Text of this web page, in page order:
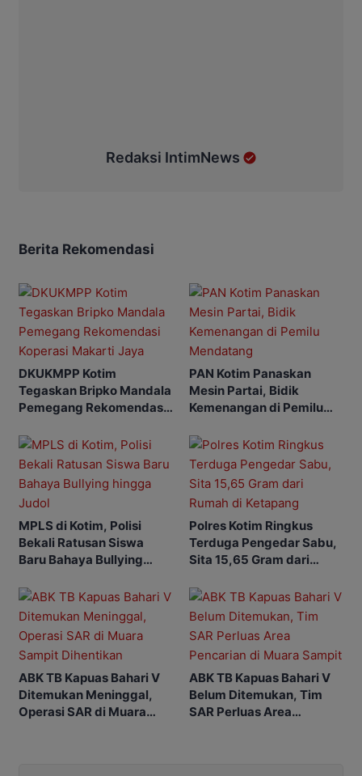
Redaksi IntimNews
Berita Rekomendasi
DKUKMPP Kotim
Tegaskan Bripko Mandala
Pemegang Rekomendasi
PAN Kotim Panaskan
Mesin Partai, Bidik
Kemenangan di Pemilu
MPLS di Kotim, Polisi
Bekali Ratusan Siswa
Baru Bahaya Bullying
Polres Kotim Ringkus
Terduga Pengedar Sabu,
Sita 15,65 Gram dari
ABK TB Kapuas Bahari V
Ditemukan Meninggal,
Operasi SAR di Muara
ABK TB Kapuas Bahari V
Belum Ditemukan, Tim
SAR Perluas Area